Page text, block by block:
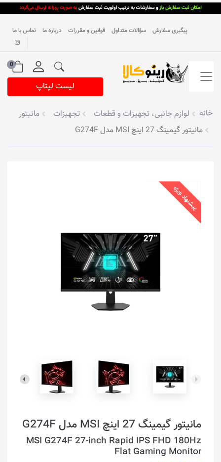
پیگیری سفارش سؤالات متداول قوانین و مقررات درباره ما تماس با ما
0
لیست لپتاپ
خانه لوازم جانبی، تجهیزات و قطعات تجهیزات
مانیتور
مانیتور گیمینگ 27 اینچ MSI مدل G274F
پیشنهاد ویژه
مانیتور گیمینگ 27 اینچ MSI مدل G274F
MSI G274F 27-inch Rapid IPS FHD 180Hz
Flat Gaming Monitor